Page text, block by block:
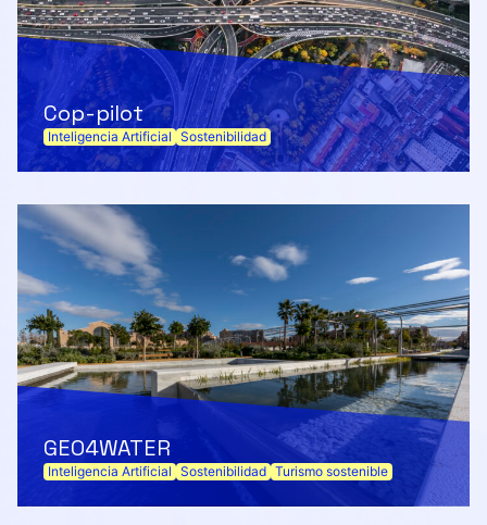
Cop-pilot
Inteligencia Artificial Sostenibilidad
GEO4WATER
Inteligencia Artificial Sostenibilidad Turismo sostenible